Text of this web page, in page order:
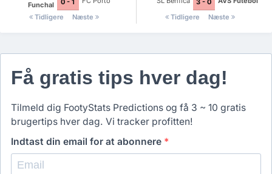
Funchal
0 - 1
Tidligere
Næste
3 - 0
Tidligere
Næste
Få gratis tips hver dag!
Tilmeld dig FootyStats Predictions og få 3 ~ 10 gratis
brugertips hver dag. Vi tracker profitten!
Indtast din email for at abonnere *